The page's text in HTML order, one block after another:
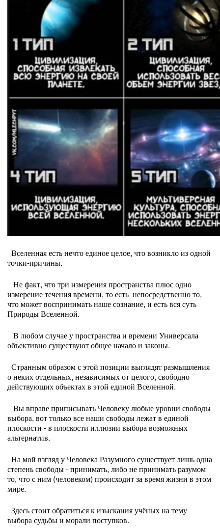
Вселенная есть нечто единое целое, что возникло из одной
точки-причины.
Не факт, что три измерения пространства плюс одно
измерение течения времени, то есть непосредственно то,
что может воспринимать наше сознание, и есть вся суть
Природы Вселенной.
В любом случае у пространства и времени Универсала
объективно существуют общее начало и законы.
Странным образом с этой позиции выглядят размышления
о неких отдельных, независимых от целого, свободно
действующих объектах в этой единой Вселенной.
Вы вправе приписывать Человеку любые уровни свободы
выбора, вот только все наши свободы лежат в единой
плоскости - в плоскости иллюзии выбора возможных
альтернатив.
На мой взгляд у Человека Разумного существует лишь одна
степень свободы - принимать, либо не принимать разумом
то, что с ним (человеком) происходит за время жизни в этом
мире.
Здесь стоит обратиться к изыскания учёных на тему
выбора судьбы и морали поступков.